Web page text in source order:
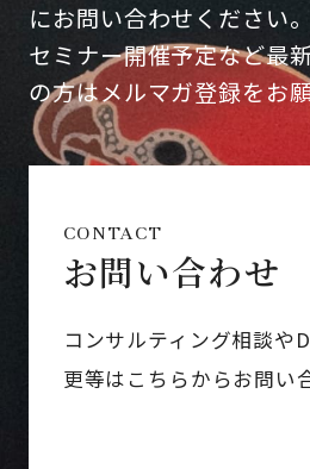
にお問い合わせください。
セミナー開催予定など最
の方はメルマガ登録をお
CONTACT
お問い合わせ
コンサルティング相談や
更等はこちらからお問い